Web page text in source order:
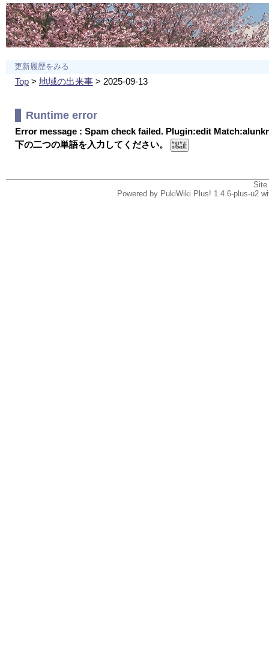
更新履歴をみる
Top> 地域の出来事> 2025-09-13
Runtime error
Error message : Spam check failed. Plugin:edit
下の二つの単語を入力してください。
Powered by PukiWiki Plus! 1.4.6-plus-u2